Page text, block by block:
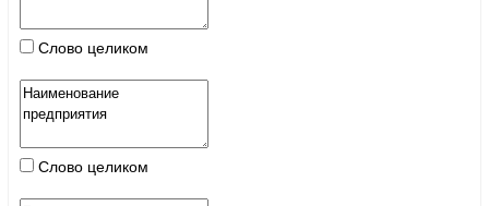
Слово целиком
Слово целиком